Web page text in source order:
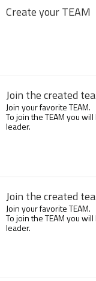
Create your TEAM
Join the created
Join your favorite TEAM.
To join the TEAM you
leader.
Join the created
Join your favorite TEAM.
To join the TEAM you
leader.